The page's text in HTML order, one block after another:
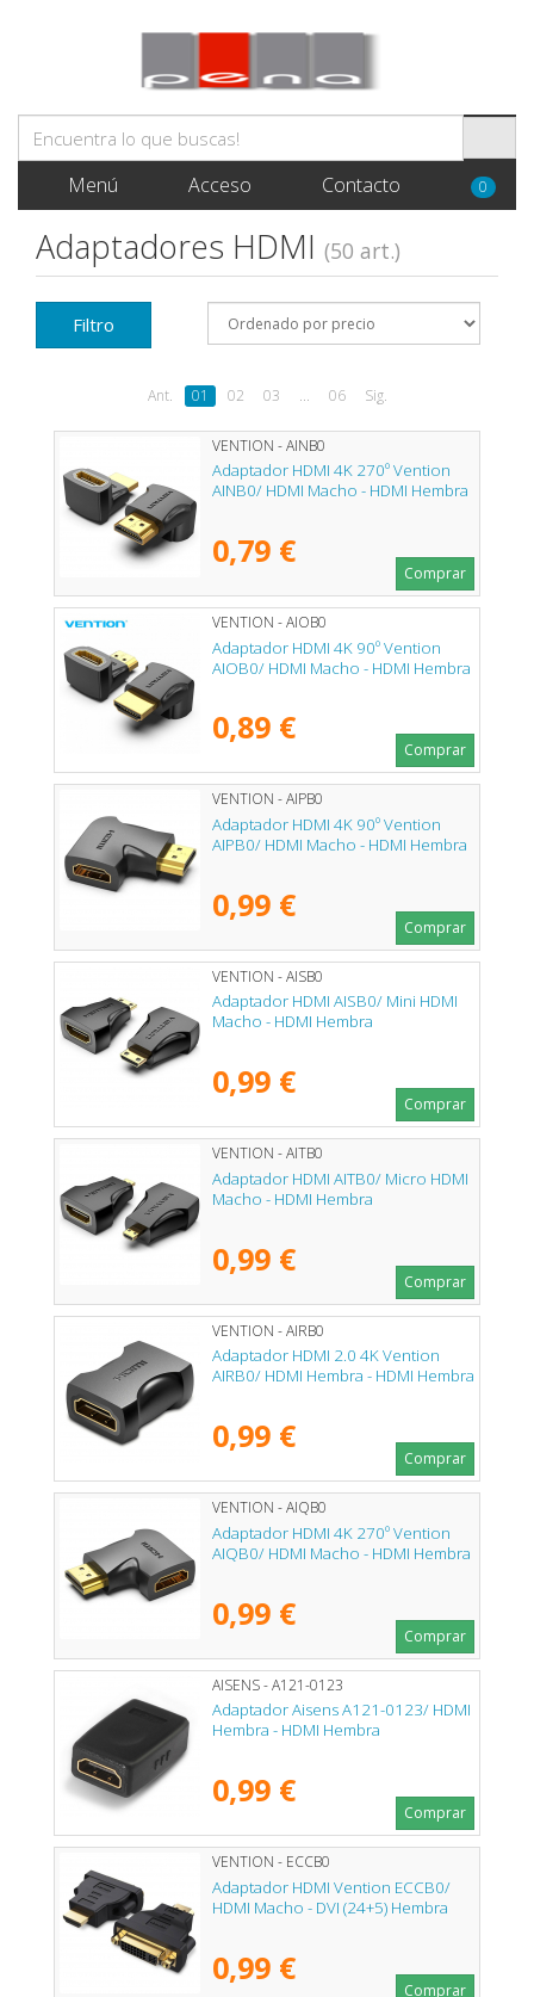
Menú Acceso Contacto 0
Adaptadores HDMI (50 art.)
Filtro
Ant. 01 02 03 ... 06 Sig.
VENTION - AINB0
Adaptador HDMI 4K 270º Vention
AINB0/ HDMI Macho - HDMI Hembra
0,79 €
Comprar
VENTION - AIOB0
Adaptador HDMI 4K 90º Vention
AIOB0/ HDMI Macho - HDMI Hembra
0,89 €
Comprar
VENTION - AIPB0
Adaptador HDMI 4K 90º Vention
AIPB0/ HDMI Macho - HDMI Hembra
0,99 €
Comprar
VENTION - AISB0
Adaptador HDMI AISB0/ Mini HDMI
Macho - HDMI Hembra
0,99 €
Comprar
VENTION - AITB0
Adaptador HDMI AITB0/ Micro HDMI
Macho - HDMI Hembra
0,99 €
Comprar
VENTION - AIRB0
Adaptador HDMI 2.0 4K Vention
AIRB0/ HDMI Hembra - HDMI Hembra
0,99 €
Comprar
VENTION - AIQB0
Adaptador HDMI 4K 270º Vention
AIQB0/ HDMI Macho - HDMI Hembra
0,99 €
Comprar
AISENS - A121-0123
Adaptador Aisens A121-0123/ HDMI
Hembra - HDMI Hembra
0,99 €
Comprar
VENTION - ECCB0
Adaptador HDMI Vention ECCB0/
HDMI Macho - DVI (24+5) Hembra
0,99 €
Comprar